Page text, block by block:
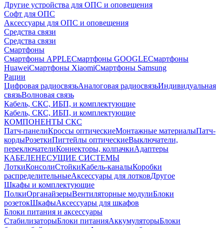
Другие устройства для ОПС и оповещения
Софт для ОПС
Аксессуары для ОПС и оповещения
Средства связи
Средства связи
Смартфоны
Смартфоны APPLEСмартфоны GOOGLEСмартфоны
HuaweiСмартфоны XiaomiСмартфоны Samsung
Рации
Цифровая радиосвязьАналоговая радиосвязьИндивидуальная
связьВолновая связь
Кабель, СКС, ИБП, и комплектующие
Кабель, СКС, ИБП, и комплектующие
КОМПОНЕНТЫ СКС
Патч-панелиКроссы оптическиеМонтажные материалыПатч-
кордыРозеткиПигтейлы оптическиеВыключатели,
переключателиКоннекторы, колпачкиАдаптеры
КАБЕЛЕНЕСУЩИЕ СИСТЕМЫ
ЛоткиКонсолиСтойкиКабель-каналыКоробки
распределительныеАксессуары для лотковДругое
Шкафы и комплектующие
ПолкиОрганайзерыВентиляторные модулиБлоки
розетокШкафыАксессуары для шкафов
Блоки питания и аксессуары
СтабилизаторыБлоки питанияАккумуляторыБлоки